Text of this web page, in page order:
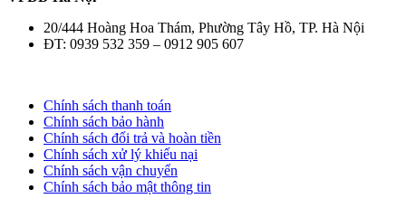
20/444 Hoàng Hoa Thám, Phường Tây Hồ, TP. Hà Nội
ĐT: 0939 532 359 – 0912 905 607
Chính sách thanh toán
Chính sách bảo hành
Chính sách đổi trả và hoàn tiền
Chính sách xử lý khiếu nại
Chính sách vận chuyển
Chính sách bảo mật thông tin